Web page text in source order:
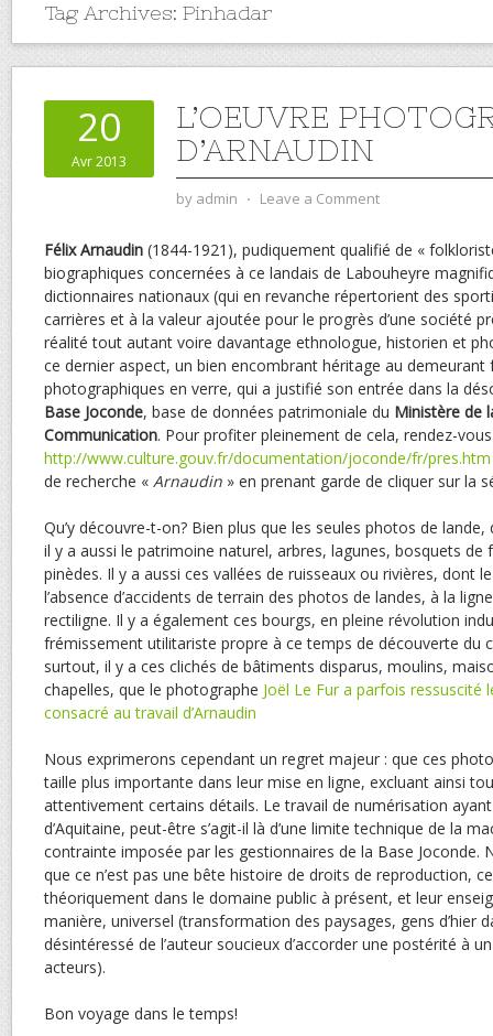
Tag Archives: Pinhadar
20
Avr 2013
L’OEUVRE
D’ARNAUDIN
by admin ⋅ Leave a Comment
Félix Arnaudin (1844-1921), pudiquement qualifié de «
biographiques concernées à ce landais de Labouheyre
dictionnaires nationaux (qui en revanche répertorient des
carrières et à la valeur ajoutée pour le progrès d’une société
réalité tout autant voire davantage ethnologue, historien et
ce dernier aspect, un bien encombrant héritage au demeurant
photographiques en verre, qui a justifié son entrée dans la
Base Joconde, base de données patrimoniale du Ministère de
Communication. Pour profiter pleinement de cela, rendez-
http://www.culture.gouv.fr/documentation/joconde/fr/pres.htm
de recherche « Arnaudin » en prenant garde de cliquer sur la
Qu’y découvre-t-on? Bien plus que les seules photos de
il y a aussi le patrimoine naturel, arbres, lagunes, bosquets de
pinèdes. Il y a aussi ces vallées de ruisseaux ou rivières, dont
l’absence d’accidents de terrain des photos de landes, à la
rectiligne. Il y a également ces bourgs, en pleine révolution
frémissement utilitariste propre à ce temps de découverte du
surtout, il y a ces clichés de bâtiments disparus, moulins,
chapelles, que le photographe Joël Le Fur a parfois ressuscité
consacré au travail d’Arnaudin
Nous exprimerons cependant un regret majeur : que ces
taille plus importante dans leur mise en ligne, excluant ainsi
attentivement certains détails. Le travail de numérisation
d’Aquitaine, peut-être s’agit-il là d’une limite technique de la
contrainte imposée par les gestionnaires de la Base Joconde.
que ce n’est pas une bête histoire de droits de reproduction,
théoriquement dans le domaine public à présent, et leur
manière, universel (transformation des paysages, gens d’hier
désintéressé de l’auteur soucieux d’accorder une postérité à
acteurs).
Bon voyage dans le temps!